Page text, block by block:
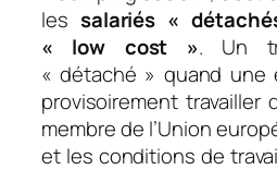
les salariés «
« low cost ». Un
« détaché » quand une
provisoirement travailler
membre de l’Union
et les conditions de